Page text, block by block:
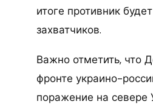
итоге противник
захватчиков.
Важно отметить, что
фронте украино-
поражение на севере